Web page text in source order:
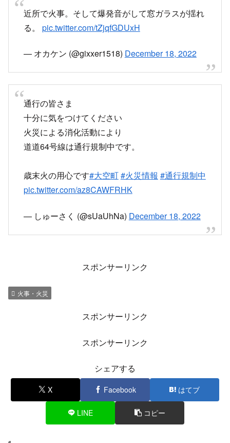
近所で火事。そして爆発音がして窓ガラスが揺れ
る。 pic.twitter.com/tZjqfGDUxH
— オカケン (@gixxer1518) December 18, 2022
通行の皆さま
十分に気をつけてください
火災による消化活動により
道道64号線は通行規制中です。
歳末火の用心です#大空町#火災情報 #通行規制中
pic.twitter.com/az8CAWFRHK
— しゅーさく (@sUaUhNa) December 18, 2022
スポンサーリンク
火事・火災
スポンサーリンク
スポンサーリンク
シェアする
X Facebook はてブ
LINE コピー